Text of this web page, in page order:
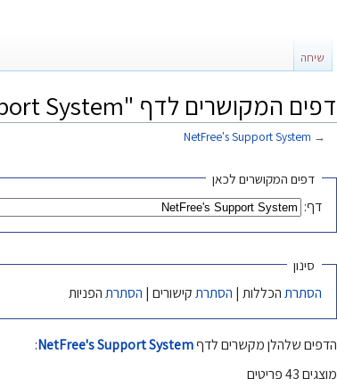
דפים המקושרים לדף "NetFree's Support System"
→
NetFree's Support System
דפים המקושרים לכאן
דף:
סינון
הסתרתהכללות | הסתרתקישורים | הסתרתהפניות
הדפים שלהלן מקשרים לדףNetFree's Support System
:
מוצגים 43 פריטים
שיחה